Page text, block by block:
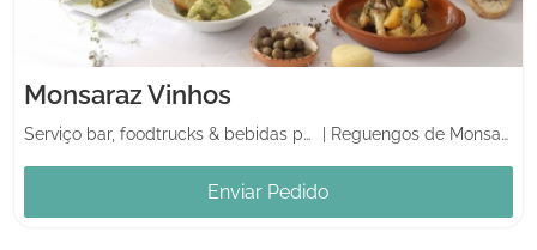
Monsaraz Vinhos
Serviço bar, foodtrucks & bebidas para casamento Reguengos de Monsaraz
Enviar Pedido